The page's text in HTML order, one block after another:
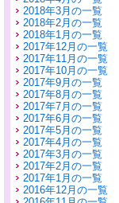
2018年3月の一覧
2018年2月の一覧
2018年1月の一覧
2017年12月の一覧
2017年11月の一覧
2017年10月の一覧
2017年9月の一覧
2017年8月の一覧
2017年7月の一覧
2017年6月の一覧
2017年5月の一覧
2017年4月の一覧
2017年3月の一覧
2017年2月の一覧
2017年1月の一覧
2016年12月の一覧